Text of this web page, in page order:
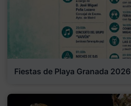
Fiestas de Playa Granada 2026